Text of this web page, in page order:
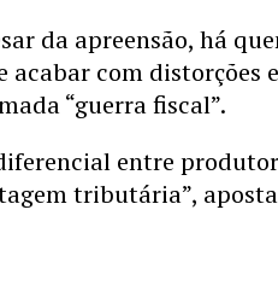
da apreensão, há
acabar com distorções
“guerra fiscal”.
entre
tributária”, aposta